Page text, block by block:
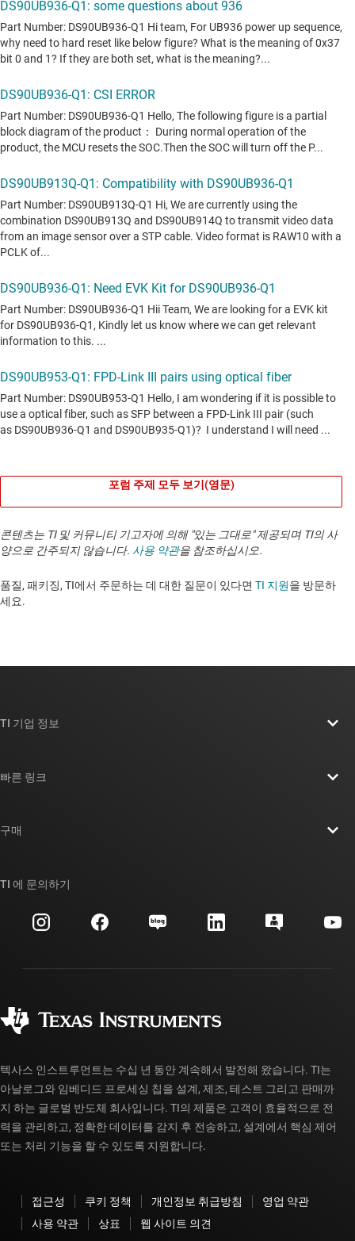
포럼 주제 모두 보기(영문)
콘텐츠는 TI 및 커뮤니티 기고자에 의해 "있는 그대로" 제공되며 TI의 사
양으로 간주되지 않습니다. 사용 약관을 참조하십시오.
품질, 패키징, TI에서 주문하는 데 대한 질문이 있다면 TI 지원을 방문하
세요. ​​​​​​​​​​​​​​
TI 기업 정보
투자 관계
제조
빠른 링크
대체품 검색
고객 지원 센터
myTI 계정 FAQ
구매
주문 FAQ
TI 에 문의하기
텍사스 인스트루먼트는 수십 년 동안 계속해서 발전해 왔습니다. TI는
아날로그와 임베디드 프로세싱 칩을 설계, 제조, 테스트 그리고 판매까
지 하는 글로벌 반도체 회사입니다. TI의 제품은 고객이 효율적으로 전
력을 관리하고, 정확한 데이터를 감지 후 전송하고, 설계에서 핵심 제어
또는 처리 기능을 할 수 있도록 지원합니다.
접근성 쿠키 정책 개인정보 취급방침
영업 약관
사용 약관
상표 웹 사이트 의견